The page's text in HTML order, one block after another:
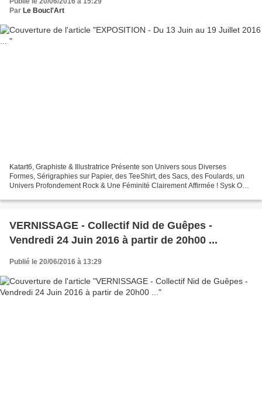
Par Le Boucl'Art
Katart6, Graphiste & Illustratrice Présente son Univers sous Diverses
Formes, Sérigraphies sur Papier, des TeeShirt, des Sacs, des Foulards, un
Univers Profondement Rock & Une Féminité Clairement Affirmée ! Sysk Oh!
VERNISSAGE - Collectif Nid de Guêpes -
Vendredi 24 Juin 2016 à partir de 20h00 ...
Publié le 20/06/2016 à 13:29